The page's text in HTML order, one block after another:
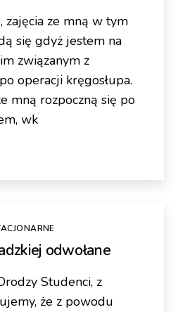
zajęcia ze mną w tym
się gdyż jestem na
związanym z
operacji kręgosłupa.
mną rozpoczną się po
wk
odwołane
Studenci, z
że z powodu